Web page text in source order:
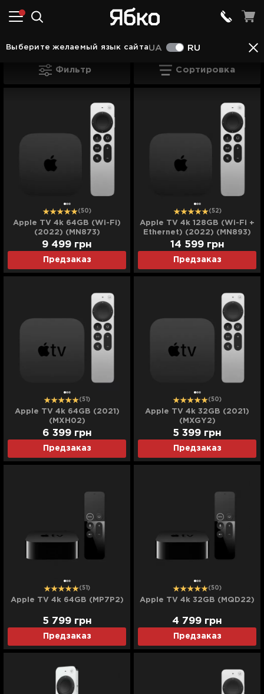
Выберите желаемый язык сайтаUA RU
Гаджеты от Apple Apple TV (12)
Apple TVФильтр Сортировка
(50)
Apple TV 4k 64GB (Wi-Fi)
(2022) (MN873)
Предзаказ
9 499 грн
(52)
Apple TV 4k 128GB (Wi-Fi +
Ethernet) (2022) (MN893)
Предзаказ
14 599 грн
(51)
Apple TV 4k 64GB (2021)
(MXH02)
Предзаказ
6 399 грн
(50)
Apple TV 4k 32GB (2021)
(MXGY2)
Предзаказ
5 399 грн
(51)
Apple TV 4k 64GB (MP7P2)
Предзаказ
5 799 грн
(50)
Apple TV 4k 32GB (MQD22)
Предзаказ
4 799 грн